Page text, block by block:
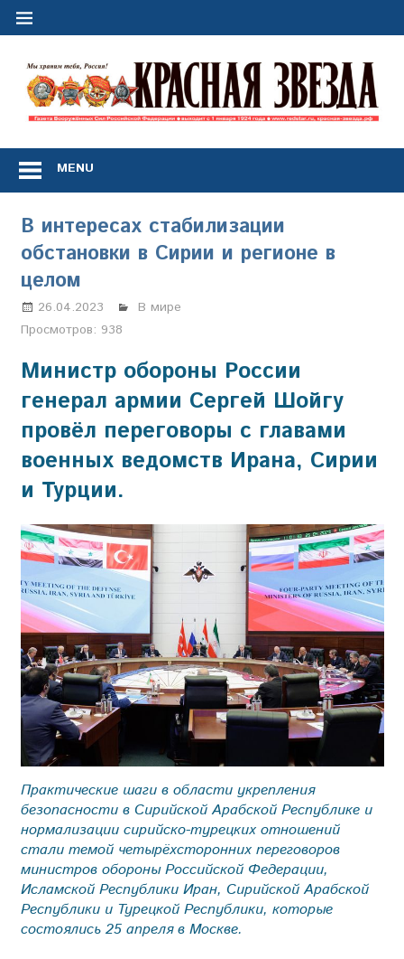
Перейти
Сил
Российской
Федерации
*
выходит
1
января
1924
MENU
В интересах стабилизации
обстановки в Сирии и регионе в
целом
26.04.2023 Марина Щербакова
В мире
Просмотров: 938
Министр обороны России
генерал армии Сергей Шойгу
провёл переговоры с главами
военных ведомств Ирана, Сирии
и Турции.
Практические шаги в области укрепления
безопасности в Сирийской Арабской Республике и
нормализации сирийско-турецких отношений
стали темой четырёхсторонних переговоров
министров обороны Российской Федерации,
Исламской Республики Иран, Сирийской Арабской
Республики и Турецкой Республики, которые
состоялись 25 апреля в Москве.